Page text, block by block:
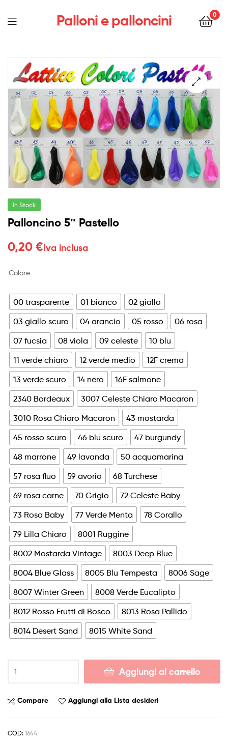
Palloni e palloncini 0
Menu
In Stock
Palloncino 5″ Pastello
0,20 €Iva inclusa
Colore
00 trasparente 01 bianco
02 giallo
03 giallo scuro
04 arancio 05 rosso
06 rosa
07 fucsia
08 viola 09 celeste
10 blu
11 verde chiaro
12 verde medio
12F crema
13 verde scuro
14 nero
16F salmone
2340 Bordeaux
3007 Celeste Chiaro Macaron
3010 Rosa Chiaro Macaron
43 mostarda
45 rosso scuro
46 blu scuro
47 burgundy
48 marrone
49 lavanda
50 acquamarina
57 rosa fluo
59 avorio
68 Turchese
69 rosa carne
70 Grigio
72 Celeste Baby
73 Rosa Baby
77 Verde Menta
78 Corallo
79 Lilla Chiaro
8001 Ruggine
8002 Mostarda Vintage
8003 Deep Blue
8004 Blue Glass
8005 Blu Tempesta
8006 Sage
8007 Winter Green
8008 Verde Eucalipto
8012 Rosso Frutti di Bosco
8013 Rosa Pallido
8014 Desert Sand
8015 White Sand
quantità
Aggiungi al carrello
Compare Aggiungi alla Lista desideri
COD: 1644